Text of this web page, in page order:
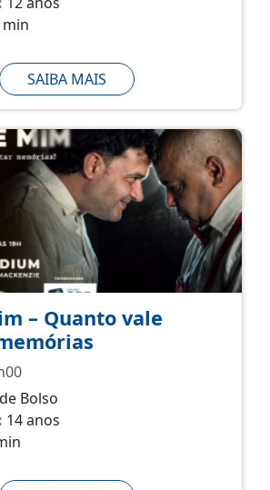
min
SAIBA MAIS
– Quanto vale
Bolso
14 anos